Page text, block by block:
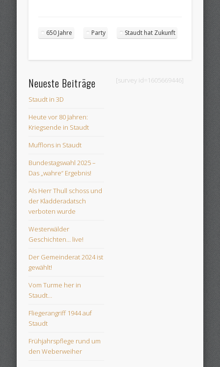
650 Jahre Party Staudt hat Zukunft
Neueste Beiträge
Staudt in 3D
Heute vor 80 Jahren:
Kriegsende in Staudt
Mufflons in Staudt
Bundestagswahl 2025 –
Das „wahre“ Ergebnis!
Als Herr Thull schoss und
der Kladderadatsch
verboten wurde
Westerwälder
Geschichten… live!
Der Gemeinderat 2024 ist
gewählt!
Vom Turme her in
Staudt…
Fliegerangriff 1944 auf
Staudt
Frühjahrspflege rund um
den Weberweiher
[survey id=1605669446]